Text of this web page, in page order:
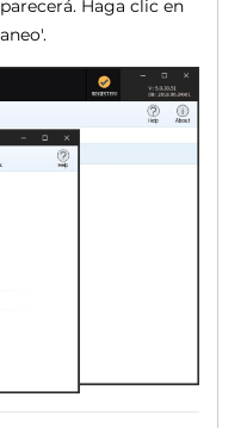
Haga clic en